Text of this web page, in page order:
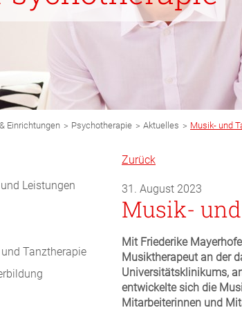
Einrichtungen > Psychotherapie > Aktuelles > Musik- und
Leistungen
Tanztherapie
Zurück
31. August 2023
Musik-
Mit Friederike
Musiktherapeut an der
Universitätsklinikums,
entwickelte sich die
Mitarbeiterinnen und